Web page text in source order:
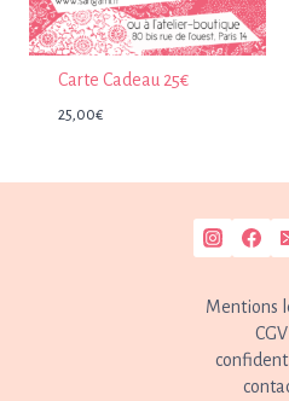
Carte Cadeau 25€
25,00€
Mentions
CGV